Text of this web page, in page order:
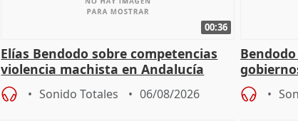
00:36
Elías Bendodo sobre competencias
violencia machista en Andalucía
Sonido Totales 06/08/2026
sobre